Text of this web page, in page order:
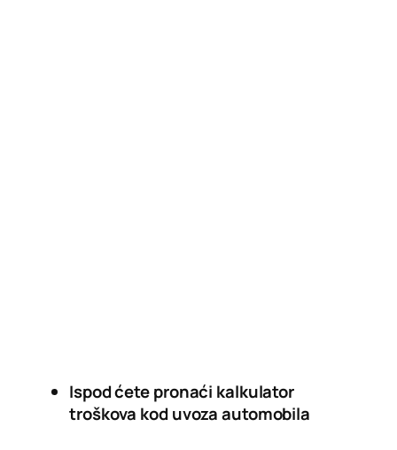
Ispod ćete pronaći kalkulator
troškova kod uvoza automobila